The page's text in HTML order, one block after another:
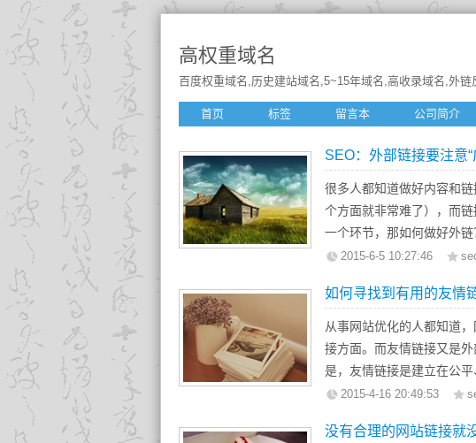
高权重域名
百度权重域名,历史建站域名,5~15年域名,高收录域名,外
首页 标签 留言本 公司简介
SEO：外部链接要注意“
很多人都知道做好内容和
个方面就非常难了），而
一个环节，那如何做好外
要有了质量和数量，那么
是外链的“广泛度”的问题。
那什么是广泛度呢？广泛
象，综合型非常强，且涉
里，外链的“广泛度”就很
是往往很多人没有注意到
严重的问题，每日网站的
2015-6-5 10:27:46
如何寻找到有用的友情
从事网站优化的人都知道
接方面。而友情链接又是
是，友情链接是建立在公
我想大家都明白，这里就
们网站更好或差不多的网
2015-4-16 20:49:53
没有合理的网站链接就